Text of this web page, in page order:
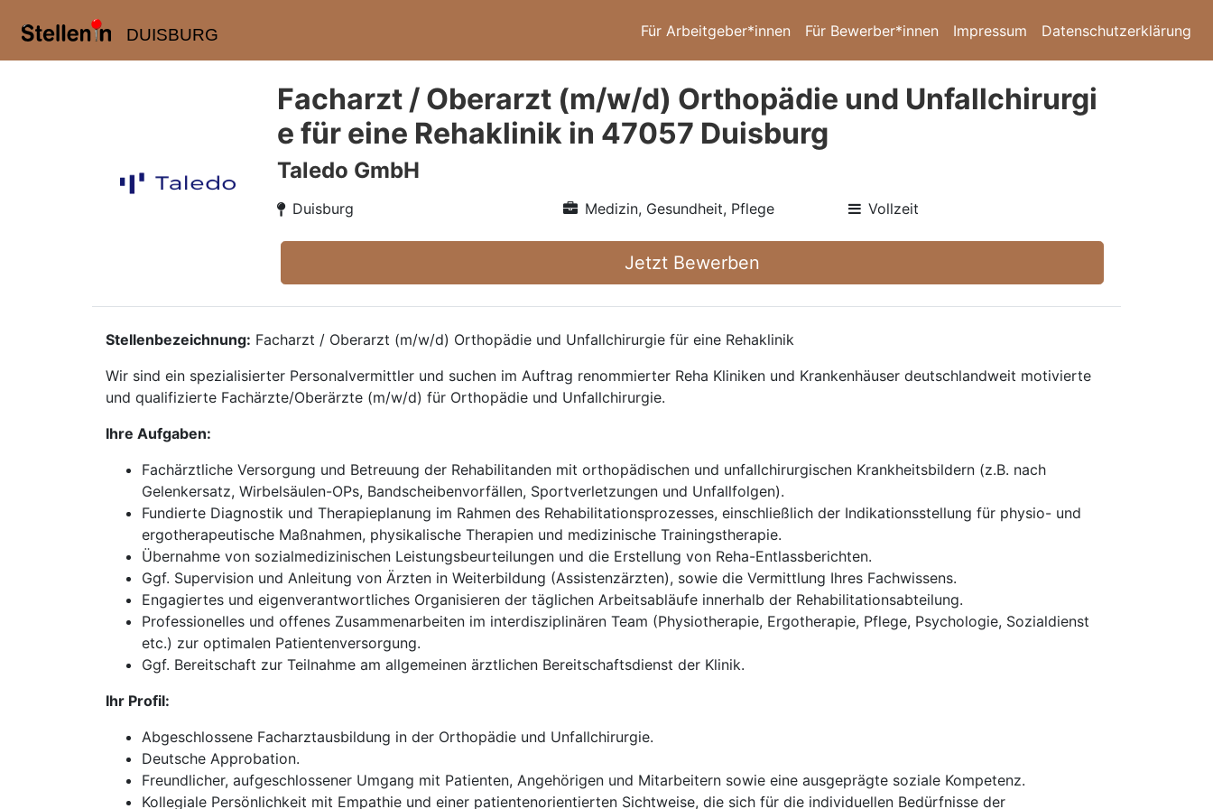
DUISBURG Für Arbeitgeber*innen Für Bewerber*innen Impressum Datenschutzerklärung
Facharzt / Oberarzt (m/w/d) Orthopädie und Unfallchirurgi
e für eine Rehaklinik in 47057 Duisburg
Taledo GmbH
Duisburg Medizin, Gesundheit, Pflege Vollzeit
Jetzt Bewerben
Stellenbezeichnung: Facharzt / Oberarzt (m/w/d) Orthopädie und Unfallchirurgie für eine Rehaklinik
Wir sind ein spezialisierter Personalvermittler und suchen im Auftrag renommierter Reha Kliniken und Krankenhäuser deutschlandweit motivierte
und qualifizierte Fachärzte/Oberärzte (m/w/d) für Orthopädie und Unfallchirurgie.
Ihre Aufgaben:
Fachärztliche Versorgung und Betreuung der Rehabilitanden mit orthopädischen und unfallchirurgischen Krankheitsbildern (z.B. nach
Gelenkersatz, Wirbelsäulen-OPs, Bandscheibenvorfällen, Sportverletzungen und Unfallfolgen).
Fundierte Diagnostik und Therapieplanung im Rahmen des Rehabilitationsprozesses, einschließlich der Indikationsstellung für physio- und
ergotherapeutische Maßnahmen, physikalische Therapien und medizinische Trainingstherapie.
Übernahme von sozialmedizinischen Leistungsbeurteilungen und die Erstellung von Reha-Entlassberichten.
Ggf. Supervision und Anleitung von Ärzten in Weiterbildung (Assistenzärzten), sowie die Vermittlung Ihres Fachwissens.
Engagiertes und eigenverantwortliches Organisieren der täglichen Arbeitsabläufe innerhalb der Rehabilitationsabteilung.
Professionelles und offenes Zusammenarbeiten im interdisziplinären Team (Physiotherapie, Ergotherapie, Pflege, Psychologie, Sozialdienst
etc.) zur optimalen Patientenversorgung.
Ggf. Bereitschaft zur Teilnahme am allgemeinen ärztlichen Bereitschaftsdienst der Klinik.
Ihr Profil:
Abgeschlossene Facharztausbildung in der Orthopädie und Unfallchirurgie.
Deutsche Approbation.
Freundlicher, aufgeschlossener Umgang mit Patienten, Angehörigen und Mitarbeitern sowie eine ausgeprägte soziale Kompetenz.
Kollegiale Persönlichkeit mit Empathie und einer patientenorientierten Sichtweise, die sich für die individuellen Bedürfnisse der